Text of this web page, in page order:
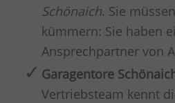
Schönaich. Sie
kümmern: Sie haben
Ansprechpartner von
Garagentore
Vertriebsteam kennt